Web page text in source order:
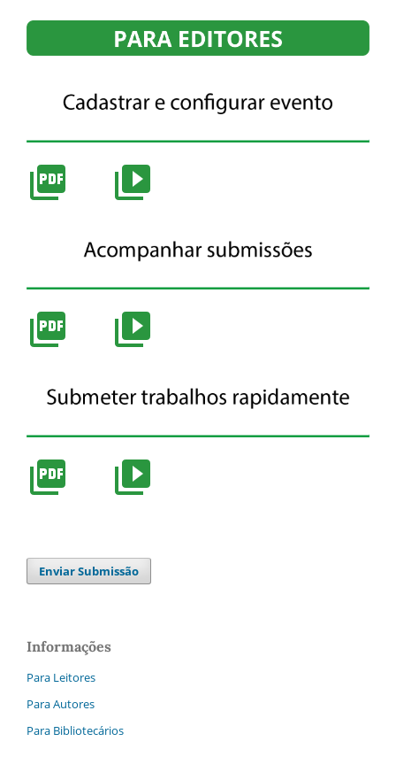
Enviar Submissão
Informações
Para Leitores
Para Autores
Para Bibliotecários